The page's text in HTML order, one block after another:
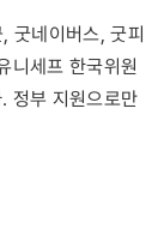
굿네이버스, 굿피
니세프 한국위원
정부 지원으로만